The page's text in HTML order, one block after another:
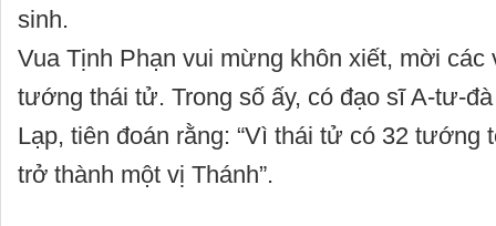
sinh.
Vua Tịnh Phạn vui mừng khôn xiết, mời các
tướng thái tử. Trong số ấy, có đạo sĩ A-tư-
Lạp, tiên đoán rằng: “Vì thái tử có 32 tướng
trở thành một vị Thánh”.